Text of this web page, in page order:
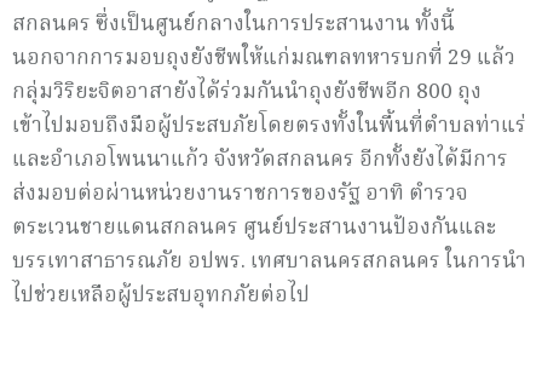
สกลนคร ซึ่งเป็นศูนย์กลางในการประสานงาน ทั้งนี้
นอกจากการมอบถุงยังชีพให้แก่มณฑลทหารบกที่ 29 แล้ว
กลุ่มวิริยะจิตอาสายังได้ร่วมกันนำถุงยังชีพอีก 800 ถุง
เข้าไปมอบถึงมือผู้ประสบภัยโดยตรงทั้งในพื้นที่ตำบลท่าแร่
และอำเภอโพนนาแก้ว จังหวัดสกลนคร อีกทั้งยังได้มีการ
ส่งมอบต่อผ่านหน่วยงานราชการของรัฐ อาทิ ตำรวจ
ตระเวนชายแดนสกลนคร ศูนย์ประสานงานป้องกันและ
บรรเทาสาธารณภัย อปพร. เทศบาลนครสกลนคร ในการนำ
ไปช่วยเหลือผู้ประสบอุทกภัยต่อไป